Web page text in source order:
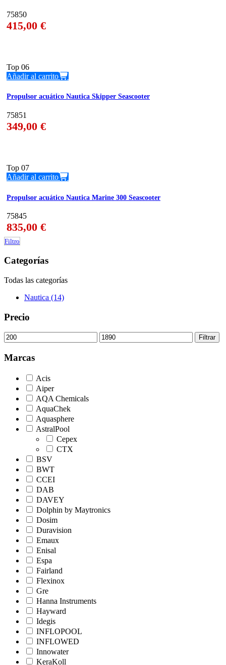
75850
415,00 €
Top 06
Añadir al carrito
Propulsor acuático Nautica Skipper Seascooter
75851
349,00 €
Top 07
Añadir al carrito
Propulsor acuático Nautica Marine 300 Seascooter
75845
835,00 €
Filtro
Categorías
Todas las categorías
Nautica (14)
Precio
Precio
mínimo
Precio
máximo
Filtrar
Marcas
Acis
Aiper
AQA Chemicals
AquaChek
Aquasphere
AstralPool
Cepex
CTX
BSV
BWT
CCEI
DAB
DAVEY
Dolphin by Maytronics
Dosim
Duravision
Emaux
Enisal
Espa
Fairland
Flexinox
Gre
Hanna Instruments
Hayward
Idegis
INFLOPOOL
INFLOWED
Innowater
KeraKoll